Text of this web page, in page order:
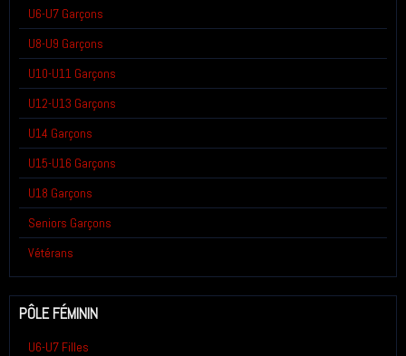
U6-U7 Garçons
U8-U9 Garçons
U10-U11 Garçons
U12-U13 Garçons
U14 Garçons
U15-U16 Garçons
U18 Garçons
Seniors Garçons
Vétérans
PÔLE FÉMININ
U6-U7 Filles